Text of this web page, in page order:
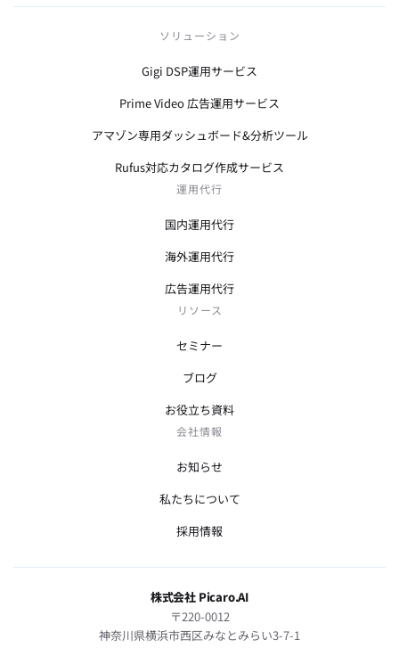
ソリューション
Gigi DSP運用サービス
Prime Video 広告運用サービス
アマゾン専用ダッシュボード&分析ツール
Rufus対応カタログ作成サービス
運用代行
国内運用代行
海外運用代行
広告運用代行
リソース
セミナー
ブログ
お役立ち資料
会社情報
お知らせ
私たちについて
採用情報
株式会社 Picaro.AI
〒220-0012
神奈川県横浜市西区みなとみらい3-7-1